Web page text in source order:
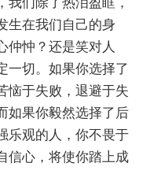
生在我们自己的身
仲忡？还是笑对人
一切。如果你选择了
恼于失败，退避于失
如果你毅然选择了后
乐观的人，你不畏于
信心，将使你踏上成